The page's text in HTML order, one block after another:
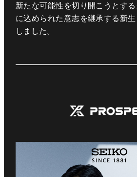
新たな可能性を切り開こうとする
に込められた意志を継承する新
しました。